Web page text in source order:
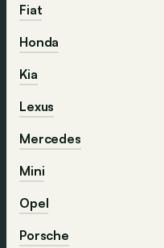
Fiat
Honda
Kia
Lexus
Mercedes
Mini
Opel
Porsche